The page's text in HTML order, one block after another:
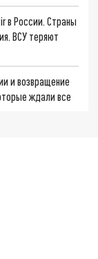
в России. Страны
ВСУ теряют
и возвращение
ждали все